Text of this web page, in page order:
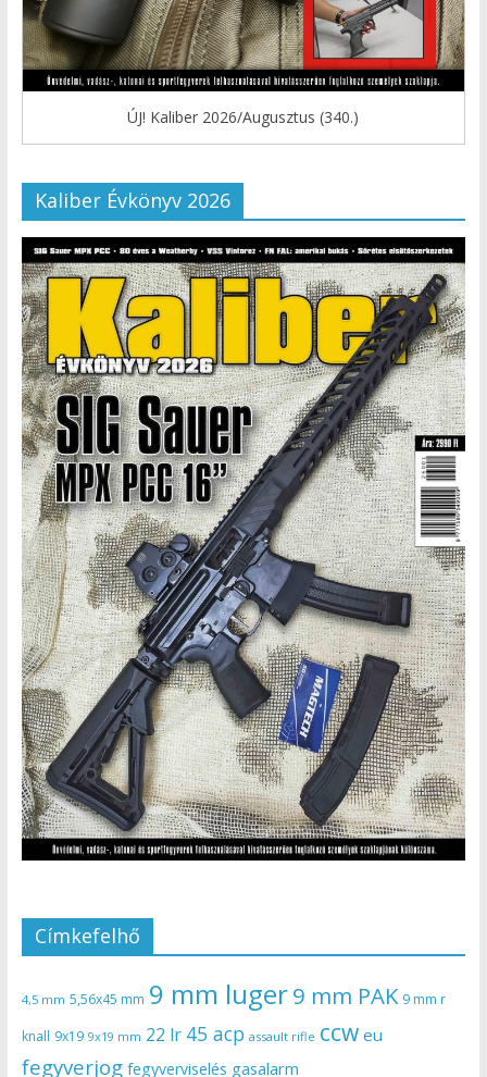
ÚJ! Kaliber 2026/Augusztus (340.)
Kaliber Évkönyv 2026
Címkefelhő
4,5 mm 5,56x45 mm 9 mm luger9 mm PAK 9 mm r
knall 9x19 9x19 mm 22 lr 45 acp assault rifle ccw eu
fegyverjog fegyverviselés gasalarm